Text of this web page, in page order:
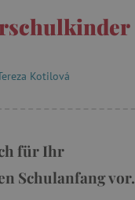
Kotilová
für Ihr
Schulanfang vor.